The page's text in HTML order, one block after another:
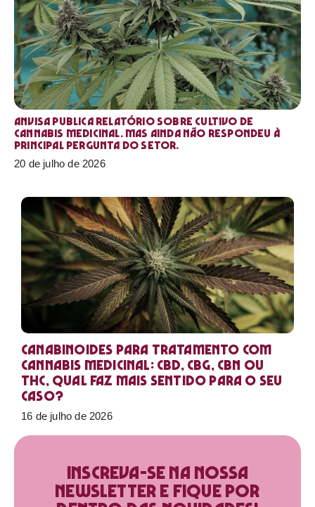
Anvisa publica relatório sobre cultivo de
Cannabis medicinal. Mas ainda não respondeu à
principal pergunta do setor.
20 de julho de 2026
Canabinoides para tratamento com
cannabis medicinal: CBD, CBG, CBN ou
THC, qual faz mais sentido para o seu
caso?
16 de julho de 2026
Inscreva-se na nossa
newsletter e fique por